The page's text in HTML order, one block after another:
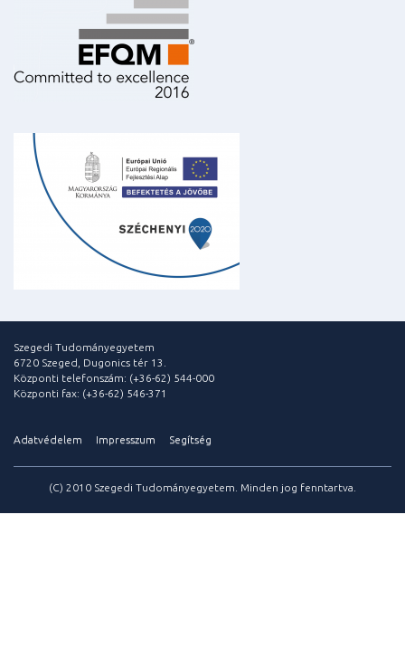
Szegedi Tudományegyetem
6720 Szeged, Dugonics tér 13.
Központi telefonszám: (+36-62) 544-000
Központi fax: (+36-62) 546-371
Adatvédelem Impresszum Segítség
(C) 2010 Szegedi Tudományegyetem. Minden jog fenntartva.